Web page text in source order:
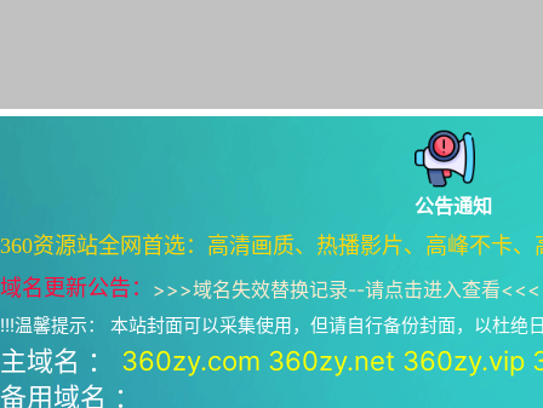
公告通知
360资源站全网首选：高清画质、热播影片、高峰不卡
域名更新公告： >>>域名失效替换记录--请点击进入查看<<<
!!!温馨提示： 本站封面可以采集使用，但请自行备份封面，以杜绝
主域名 ： 360zy.com 360zy.net 360zy.vip
备用域名 ：